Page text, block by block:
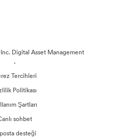
Digital Asset Management
·
Tercihleri
Politikası
Şartları
sohbet
desteği